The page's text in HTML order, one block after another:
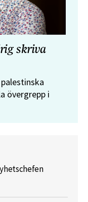
skriva
övergrepp i